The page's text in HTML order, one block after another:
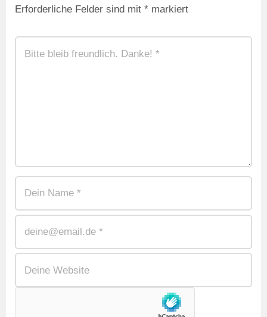
Erforderliche Felder sind mit * markiert